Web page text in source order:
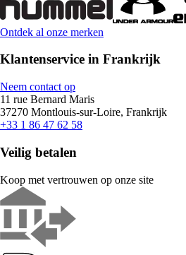
Ontdek al onze merken
Klantenservice in Frankrijk
Neem contact op
11 rue Bernard Maris
37270 Montlouis-sur-Loire, Frankrijk
+33 1 86 47 62 58
Veilig betalen
Koop met vertrouwen op onze site